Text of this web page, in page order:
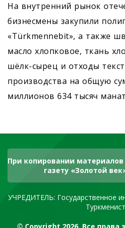
На внутренний рынок
бизнесмены закупили
«Türkmennebit», а также
масло хлопковое, ткань
шёлк-сырец и отходы
производства на общую
миллионов 634 тысяч
При копировании
газету «Золотой
УЧРЕДИТЕЛЬ: Государственное